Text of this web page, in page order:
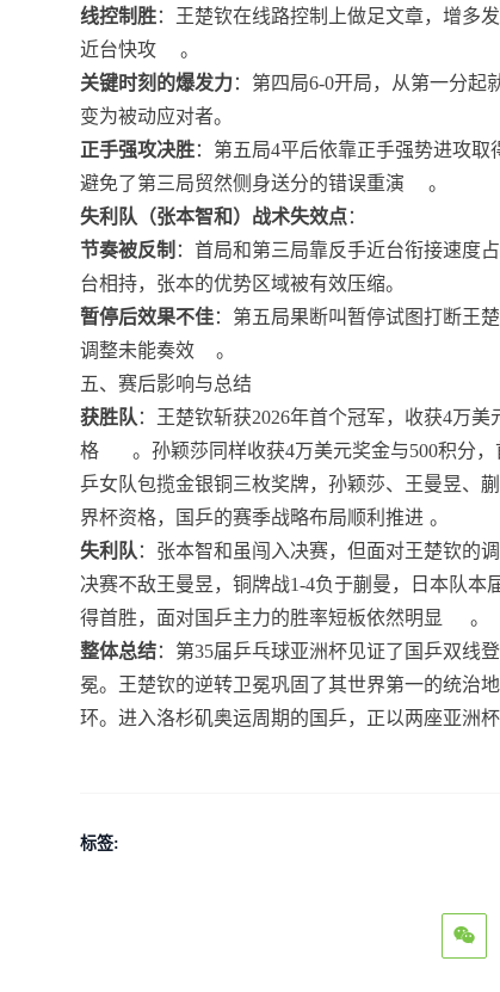
线控制胜：王楚钦在线路控制上做足文章，增多
近台快攻
。
关键时刻的爆发力：第四局6-0开局，从第一分
变为被动应对者。
正手强攻决胜：第五局4平后依靠正手强势进攻
避免了第三局贸然侧身送分的错误重演
。
失利队（张本智和）战术失效点：
节奏被反制 ：首局和第三局靠反手近台衔接速度
台相持，张本的优势区域被有效压缩。
暂停后效果不佳：第五局果断叫暂停试图打断王
调整未能奏效
。
五、赛后影响与总结
获胜队 ：王楚钦斩获2026年首个冠军，收获4万
格
。孙颖莎同样收获4万美元奖金与500积分
乒女队包揽金银铜三枚奖牌，孙颖莎、王曼昱、
界杯资格，国乒的赛季战略布局顺利推进 。
失利队 ：张本智和虽闯入决赛，但面对王楚钦的
决赛不敌王曼昱，铜牌战1-4负于蒯曼，日本队本
得首胜，面对国乒主力的胜率短板依然明显
。
整体总结：第35届乒乓球亚洲杯见证了国乒双
冕。王楚钦的逆转卫冕巩固了其世界第一的统治
环。进入洛杉矶奥运周期的国乒，正以两座亚洲
标签: